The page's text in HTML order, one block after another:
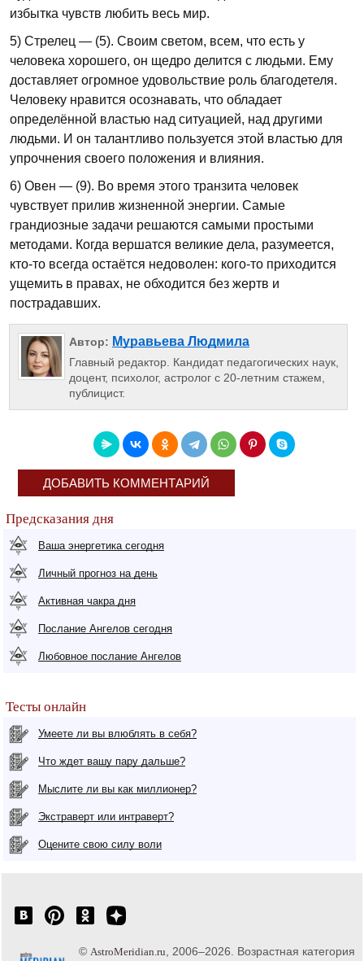
избытка чувств любить весь мир.
5) Стрелец — (5). Своим светом, всем, что есть у
человека хорошего, он щедро делится с людьми. Ему
доставляет огромное удовольствие роль благодетеля.
Человеку нравится осознавать, что обладает
определённой властью над ситуацией, над другими
людьми. И он талантливо пользуется этой властью для
упрочнения своего положения и влияния.
6) Овен — (9). Во время этого транзита человек
чувствует прилив жизненной энергии. Самые
грандиозные задачи решаются самыми простыми
методами. Когда вершатся великие дела, разумеется,
кто-то всегда остаётся недоволен: кого-то приходится
ущемить в правах, не обходится без жертв и
пострадавших.
Автор: Муравьева Людмила
Главный редактор. Кандидат педагогических наук,
доцент, психолог, астролог с 20-летним стажем,
публицист.
ДОБАВИТЬ КОММЕНТАРИЙ
Предсказания дня
Ваша энергетика сегодня
Личный прогноз на день
Активная чакра дня
Послание Ангелов сегодня
Любовное послание Ангелов
Тесты онлайн
Умеете ли вы влюблять в себя?
Что ждет вашу пару дальше?
Мыслите ли вы как миллионер?
Экстраверт или интраверт?
Оцените свою силу воли
© AstroMeridian.ru , 2006–2026. Возрастная категория